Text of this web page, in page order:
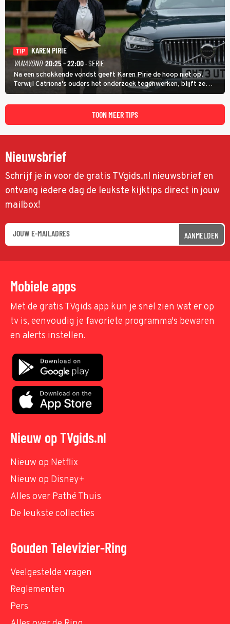
TIP
KAREN PIRIE
VANAVOND 20:25 - 22:00· SERIE
Na een schokkende vondst geeft Karen Pirie de hoop niet op.
Terwijl Catriona's ouders het onderzoek tegenwerken, blijft ze
speuren naar Adam. In deze slotaflevering van Karen Pirie leidt het
spoor via Frankrijk en Italië naar Malta.
TOON MEER TIPS
Nieuwsbrief
Schrijf je in voor de gratis TVgids.nl nieuwsbrief en
ontvang iedere dag de leukste kijktips direct in jouw
mailbox!
AANMELDEN
Mobiele apps
Met de gratis TVgids app kun je snel zien wat er op
tv is, eenvoudig je favoriete programma's bewaren
en alerts instellen.
Nieuw op TVgids.nl
Nieuw op Netflix
Nieuw op Disney+
Alles over Pathé Thuis
De leukste collecties
Gouden Televizier-Ring
Veelgestelde vragen
Reglementen
Pers